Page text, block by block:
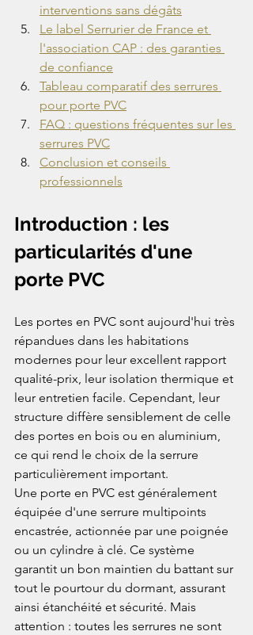
interventions sans dégâts
Le label Serrurier de France et
l'association CAP : des garanties
de confiance
Tableau comparatif des serrures
pour porte PVC
FAQ : questions fréquentes sur les
serrures PVC
Conclusion et conseils
professionnels
Introduction : les
particularités d'une
porte PVC
Les portes en PVC sont aujourd'hui très
répandues dans les habitations
modernes pour leur excellent rapport
qualité-prix, leur isolation thermique et
leur entretien facile. Cependant, leur
structure diffère sensiblement de celle
des portes en bois ou en aluminium,
ce qui rend le choix de la serrure
particulièrement important.
Une porte en PVC est généralement
équipée d'une serrure multipoints
encastrée, actionnée par une poignée
ou un cylindre à clé. Ce système
garantit un bon maintien du battant sur
tout le pourtour du dormant, assurant
ainsi étanchéité et sécurité. Mais
attention : toutes les serrures ne sont